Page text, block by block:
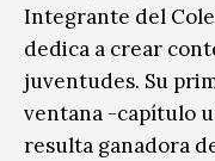
Integrante del
dedica a crear
juventudes. Su
ventana -capítulo
resulta ganadora